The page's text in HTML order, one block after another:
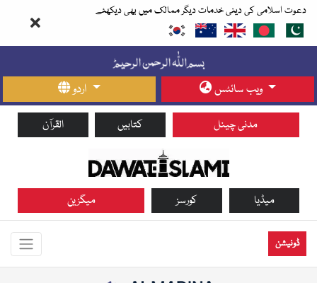
دعوت اسلامی کی دینی خدمات دیگر ممالک میں بھی دیکھئے
اردو ویب سائٹس
القرآن کتابیں مدنی چینل
میگزین کورسز میڈیا
ڈونیشن